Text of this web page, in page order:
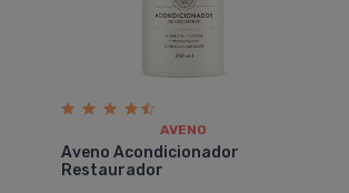
AVENO
Aveno Acondicionador
Restaurador